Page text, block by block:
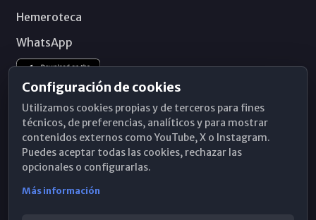
Hemeroteca
WhatsApp
Configuración de cookies
Utilizamos cookies propias y de terceros para fines
técnicos, de preferencias, analíticos y para mostrar
contenidos externos como YouTube, X o Instagram.
Puedes aceptar todas las cookies, rechazar las
opcionales o configurarlas.
Más información